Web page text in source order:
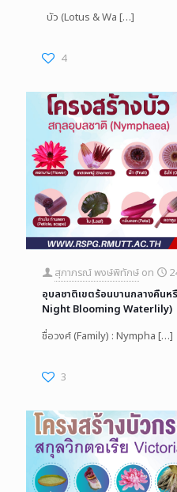
บัว (Lotus & Wa […]
4
สุภาภรณ์ พงษ์พิทักษ์ on
อุบลชาติเขตร้อนบานกลางคืน
Night Blooming Waterlily)
ชื่อวงศ์ (Family) : Nympha […]
3